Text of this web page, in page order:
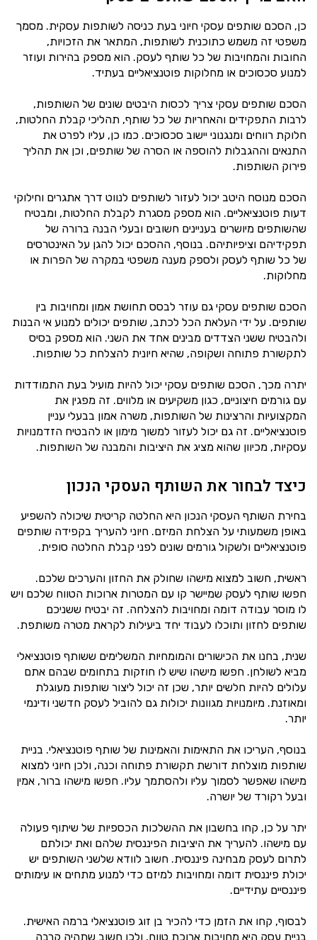
כן, הסכם שותפים עסקי חיוני בעת כניסה לשותפות עסקית. מסמך
משפטי זה משמש כתוכנית לשותפות, המתאר את הזכויות,
החובות והמחויבות של כל שותף לעסק. הוא מספק בהירות ועוזר
למנוע סכסוכים או מחלוקות פוטנציאליים בעתיד.
הסכם שותפים עסקי צריך לכסות היבטים שונים של השותפות,
לרבות התפקידים והאחריות של כל שותף, תהליכי קבלת החלטות,
חלוקת רווחים ומנגנוני יישוב סכסוכים. כמו כן, עליו לפרט את
התנאים וההגבלות להוספה או הסרה של שותפים, וכן את תהליך
פירוק השותפות.
הסכם מנוסח היטב יכול לעזור לשותפים לנווט דרך אתגרים וחילוקי
דעות פוטנציאליים. הוא מספק מסגרת לקבלת החלטות, ומבטיח
שהשותפים מיושרים בעניינים חשובים ובעלי הבנה ברורה של
תפקידיהם וציפיותיהם. בנוסף, ההסכם יכול להגן על האינטרסים
של כל שותף לעסק ולספק מענה משפטי במקרה של הפרות או
מחלוקות.
הסכם שותפים עסקי גם עוזר לבסס תחושת אמון ומחויבות בין
שותפים. על ידי העלאת הכל לכתב, שותפים יכולים למנוע אי הבנות
ולהבטיח ששני הצדדים מבינים אחד את השני. הוא מספק בסיס
לתקשורת פתוחה ושקופה, שהיא חיונית להצלחת כל שותפות.
יתרה מכך, הסכם שותפים עסקי יכול להיות מועיל בעת התמודדות
עם גורמים חיצוניים, כגון משקיעים או מלווים. זה מפגין את
המקצועיות והרצינות של השותפות, משרה אמון בבעלי עניין
פוטנציאליים. זה גם יכול לעזור למשוך מימון או להבטיח הזדמנויות
עסקיות, מכיוון שהוא מציג את היציבות והמבנה של השותפות.
כיצד לבחור את השותף העסקי הנכון
בחירת השותף העסקי הנכון היא החלטה קריטית שיכולה להשפיע
באופן משמעותי על הצלחת המיזם. חיוני להעריך בקפידה שותפים
פוטנציאליים ולשקול גורמים שונים לפני קבלת החלטה סופית.
ראשית, חשוב למצוא מישהו שחולק את החזון והערכים שלכם.
חפשו שותף לעסק שמיישר קו עם המטרות ארוכות הטווח שלכם ויש
לו מוסר עבודה דומה ומחויבות להצלחה. זה יבטיח ששניכם
שותפים לחזון ותוכלו לעבוד יחד ביעילות לקראת מטרה משותפת.
שנית, בחנו את הכישורים והמומחיות המשלימים ששותף פוטנציאלי
מביא לשולחן. חפשו מישהו שיש לו חוזקות בתחומים שבהם אתם
עלולים להיות חלשים יותר, שכן זה יכול ליצור שותפות מעוגלת
ומאוזנת. מיומנויות מגוונות יכולות גם להוביל לעסק חדשני ודינמי
יותר.
בנוסף, העריכו את התאימות והאמינות של שותף פוטנציאלי. בניית
שותפות מוצלחת דורשת תקשורת פתוחה וכנה, ולכן חיוני למצוא
מישהו שאפשר לסמוך עליו ולהסתמך עליו. חפשו מישהו ברור, אמין
ובעל רקורד של יושרה.
יתר על כן, קחו בחשבון את ההשלכות הכספיות של שיתוף פעולה
עם מישהו. להעריך את היציבות הפיננסית שלהם ואת יכולתם
לתרום לעסק מבחינה פיננסית. חשוב לוודא שלשני השותפים יש
יכולת פיננסית דומה ומחויבות למיזם כדי למנוע מתחים או עימותים
פיננסיים עתידיים.
לבסוף, קחו את הזמן כדי להכיר בן זוג פוטנציאלי ברמה האישית.
בניית עסק היא מחויבות ארוכת טווח, ולכן חשוב שתהיה קרבה